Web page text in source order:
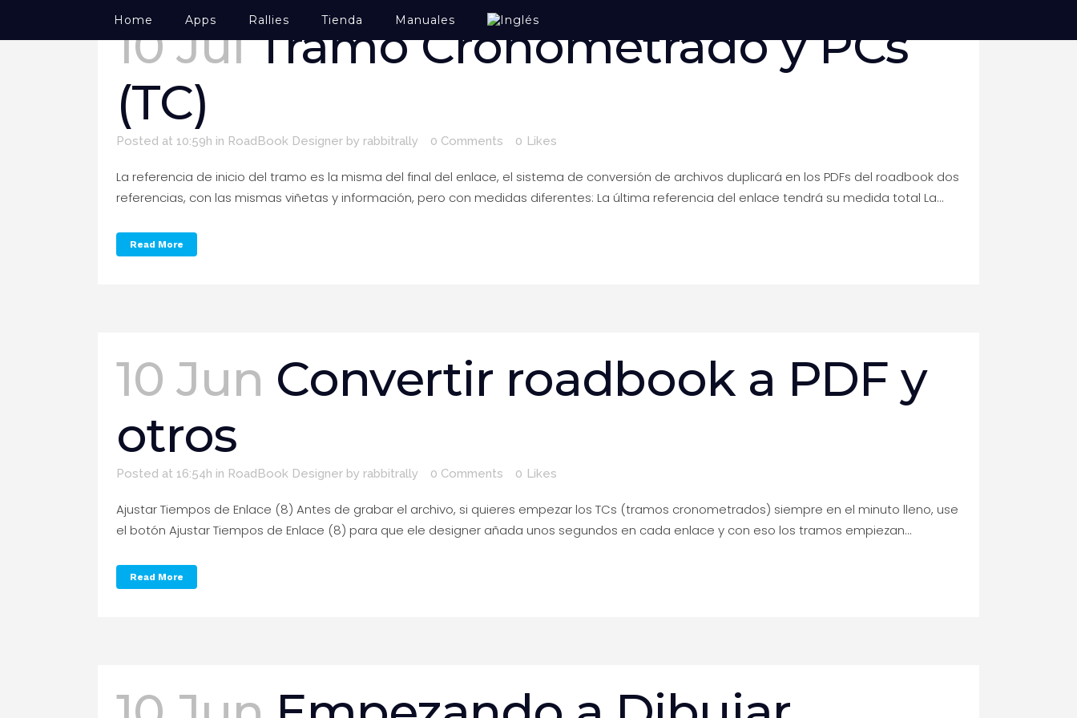
Home Apps Rallies Tienda Manuales
10 Jul Tramo Cronometrado y PCs
(TC)
Posted at 10:59h in RoadBook Designer by rabbitrally 0 Comments 0 Likes
La referencia de inicio del tramo es la misma del final del enlace, el sistema de conversión de archivos duplicará en los PDFs del roadbook dos
referencias, con las mismas viñetas y información, pero con medidas diferentes: La última referencia del enlace tendrá su medida total La...
Read More
10 Jun Convertir roadbook a PDF y
otros
Posted at 16:54h in RoadBook Designer by rabbitrally 0 Comments 0 Likes
Ajustar Tiempos de Enlace (8) Antes de grabar el archivo, si quieres empezar los TCs (tramos cronometrados) siempre en el minuto lleno, use
el botón Ajustar Tiempos de Enlace (8) para que ele designer añada unos segundos en cada enlace y con eso los tramos empiezan...
Read More
Pl. Josep Pallach i Carolà, 10